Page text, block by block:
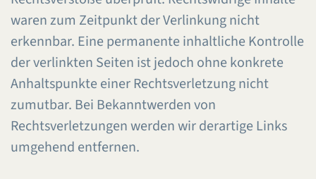
waren zum Zeitpunkt der Verlinkung nicht
erkennbar. Eine permanente inhaltliche Kontrolle
der verlinkten Seiten ist jedoch ohne konkrete
Anhaltspunkte einer Rechtsverletzung nicht
zumutbar. Bei Bekanntwerden von
Rechtsverletzungen werden wir derartige Links
umgehend entfernen.